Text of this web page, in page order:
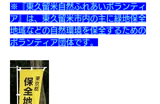
※『東久留米自然ふれあいボランティ
ア』は、東久留米市内の主に緑地保全
地域などの自然環境を保全するための
ボランティア団体です。